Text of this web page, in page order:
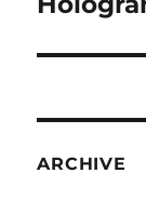
ARCHIVE